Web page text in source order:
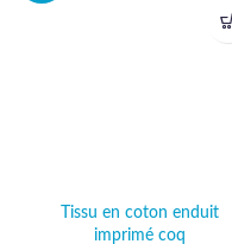
Tissu en coton enduit
imprimé coq